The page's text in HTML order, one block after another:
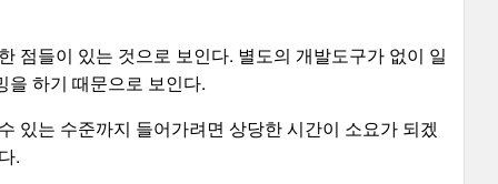
점들이 있는 것으로 보인다. 별도의 개발도구가 없이 일
을 하기 때문으로 보인다.
있는 수준까지 들어가려면 상당한 시간이 소요가 되겠
.